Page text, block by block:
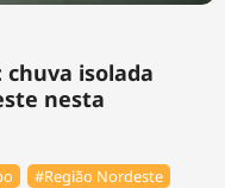
chuva isolada
nesta
#Região Nordeste